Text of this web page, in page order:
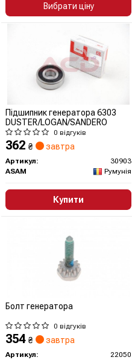
Вибрати ціну
Підшипник генератора 6303
DUSTER/LOGAN/SANDERO
0 відгуків
362 ₴ завтра
Артикул:
30903
ASAM
Румунія
Купити
Болт генератора
0 відгуків
354 ₴ завтра
Артикул:
22050